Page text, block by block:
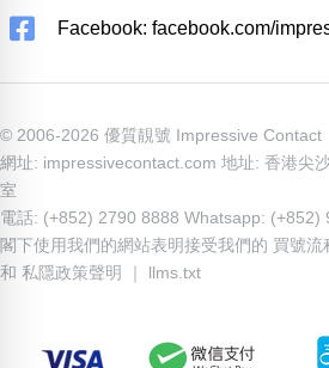
Facebook: facebook.com/
© 2006-2026 優質靚號 Impressive Contact
網址: impressivecontact.com 地址: 香港尖
室
電話: (+852) 2790 8888 Whatsapp: (+852)
閣下使用我們的網站表明接受我們的 買號流
和 私隱政策聲明 llms.txt